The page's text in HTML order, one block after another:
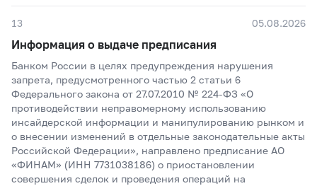
13 05.08.2026
Информация о выдаче предписания
Банком России в целях предупреждения нарушения
запрета, предусмотренного частью 2 статьи 6
Федерального закона от 27.07.2010 № 224-ФЗ «О
противодействии неправомерному использованию
инсайдерской информации и манипулированию рынком и
о внесении изменений в отдельные законодательные акты
Российской Федерации», направлено предписание АО
«ФИНАМ» (ИНН 7731038186) о приостановлении
совершения сделок и проведения операций на